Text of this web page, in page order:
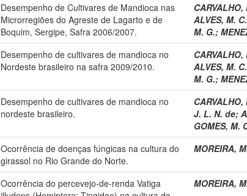
Desempenho de Cultivares de Mandioca nas
Microrregiões do Agreste de Lagarto e de
Boquim, Sergipe, Safra 2006/2007.
ALVES, M.
M. G.;
Desempenho de cultivares de mandioca no
Nordeste brasileiro na safra 2009/2010.
ALVES, M.
M. G.;
Desempenho de cultivares de mandioca no
nordeste brasileiro.
J. L. N. de;
GOMES, M.
Ocorrência de doenças fúngicas na cultura do
girassol no Rio Grande do Norte.
MOREIRA,
Ocorrência do percevejo-de-renda Vatiga
MOREIRA,